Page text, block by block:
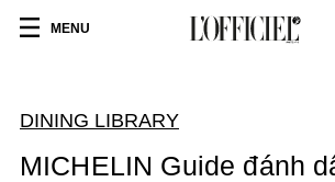
MENU
DINING LIBRARY
MICHELIN Guide đánh